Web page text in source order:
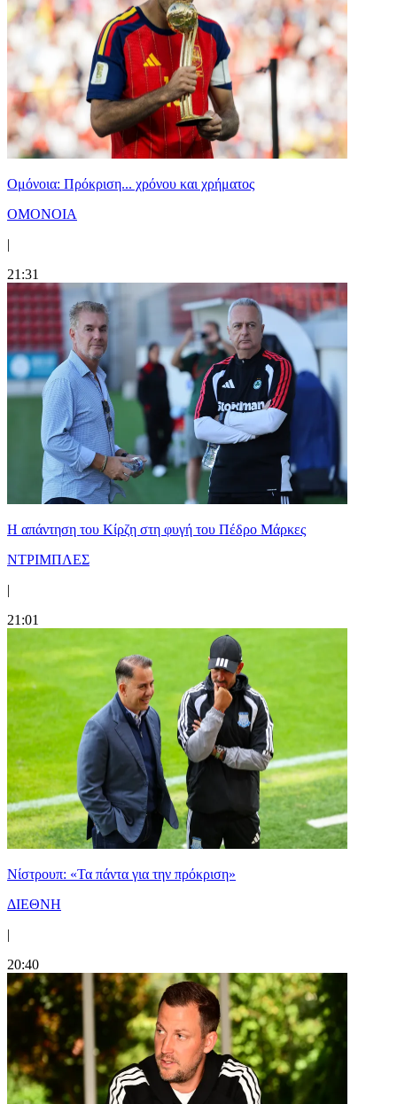
Ομόνοια: Πρόκριση... χρόνου και χρήματος
ΟΜΟΝΟΙΑ
|
21:31
Η απάντηση του Κίρζη στη φυγή του Πέδρο Μάρκες
ΝΤΡΙΜΠΛΕΣ
|
21:01
Νίστρουπ: «Τα πάντα για την πρόκριση»
ΔΙΕΘΝΗ
|
20:40